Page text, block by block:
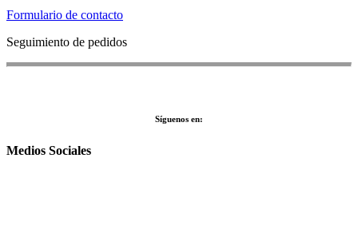
Formulario de contacto
Seguimiento de pedidos
Síguenos en:
Medios Sociales